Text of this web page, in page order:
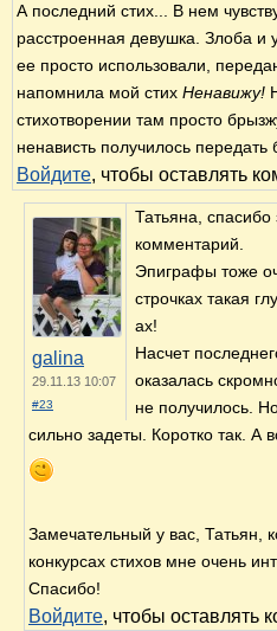
А последний стих... В нем
расстроенная девушка. Злоба
ее просто использовали,
напомнила мой стих Ненавижу!
стихотворении там просто
ненависть получилось передать
Войдите, чтобы оставлять
galina
29.11.13 10:07
#23
Татьяна, спасибо
комментарий.
Эпиграфы тоже
строчках такая
ах!
Насчет
оказалась
не получилось.
сильно задеты. Коротко так. А
Замечательный у вас, Татьян,
конкурсах стихов мне очень
Спасибо!
Войдите, чтобы оставлять